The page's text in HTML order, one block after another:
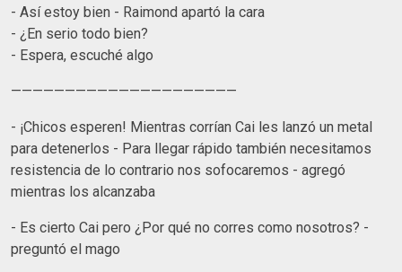
- Así estoy bien - Raimond apartó la cara
- ¿En serio todo bien?
- Espera, escuché algo
—————————————————————
- ¡Chicos esperen! Mientras corrían Cai les lanzó un metal
para detenerlos - Para llegar rápido también necesitamos
resistencia de lo contrario nos sofocaremos - agregó
mientras los alcanzaba
- Es cierto Cai pero ¿Por qué no corres como nosotros? -
preguntó el mago